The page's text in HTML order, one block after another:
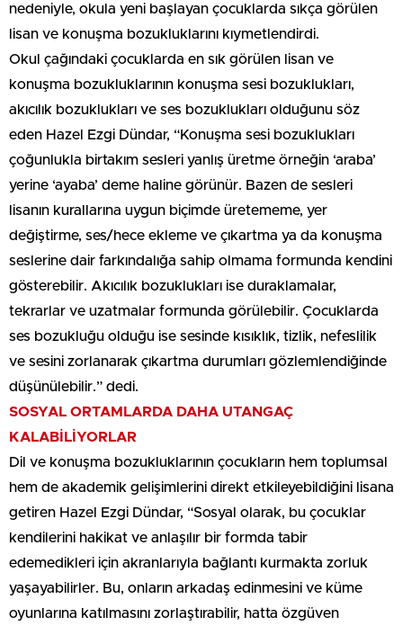
nedeniyle, okula yeni başlayan çocuklarda sıkça görülen
lisan ve konuşma bozukluklarını kıymetlendirdi.
Okul çağındaki çocuklarda en sık görülen lisan ve
konuşma bozukluklarının konuşma sesi bozuklukları,
akıcılık bozuklukları ve ses bozuklukları olduğunu söz
eden Hazel Ezgi Dündar, “Konuşma sesi bozuklukları
çoğunlukla birtakım sesleri yanlış üretme örneğin ‘araba’
yerine ‘ayaba’ deme haline görünür. Bazen de sesleri
lisanın kurallarına uygun biçimde üretememe, yer
değiştirme, ses/hece ekleme ve çıkartma ya da konuşma
seslerine dair farkındalığa sahip olmama formunda kendini
gösterebilir. Akıcılık bozuklukları ise duraklamalar,
tekrarlar ve uzatmalar formunda görülebilir. Çocuklarda
ses bozukluğu olduğu ise sesinde kısıklık, tizlik, nefeslilik
ve sesini zorlanarak çıkartma durumları gözlemlendiğinde
düşünülebilir.” dedi.
SOSYAL ORTAMLARDA DAHA UTANGAÇ
KALABİLİYORLAR
Dil ve konuşma bozukluklarının çocukların hem toplumsal
hem de akademik gelişimlerini direkt etkileyebildiğini lisana
getiren Hazel Ezgi Dündar, “Sosyal olarak, bu çocuklar
kendilerini hakikat ve anlaşılır bir formda tabir
edemedikleri için akranlarıyla bağlantı kurmakta zorluk
yaşayabilirler. Bu, onların arkadaş edinmesini ve küme
oyunlarına katılmasını zorlaştırabilir, hatta özgüven